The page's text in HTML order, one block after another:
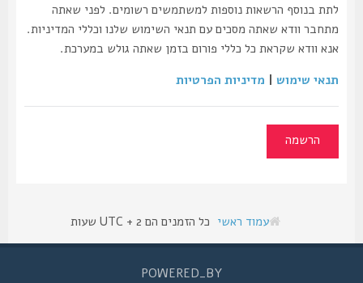
לתת בנוסף הרשאות נוספות למשתמשים רשומים. לפני שאתה
מתחבר וודא שאתה מסכים עם תנאי השימוש שלנו וכללי המדיניות.
אנא וודא שקראת כל כללי פורום בזמן שאתה גולש במערכת.
תנאי שימוש|מדיניות הפרטיות
הרשמה
עמוד ראשי כל הזמנים הם UTC + 2 שעות
POWERED_BY